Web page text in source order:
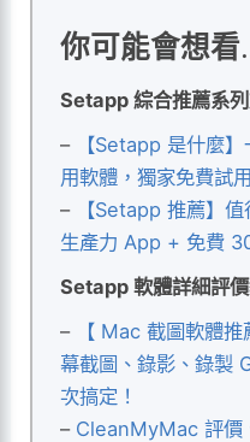
你可能會想看
Setapp 綜合推薦系
–
【Setapp 是什麼
用軟體，獨家免費試
–
【Setapp 推薦】
生產力 App + 免費
Setapp 軟體詳細評
–
【 Mac 截圖軟體
幕截圖、錄影、錄製
次搞定！
– CleanMyMac 評價